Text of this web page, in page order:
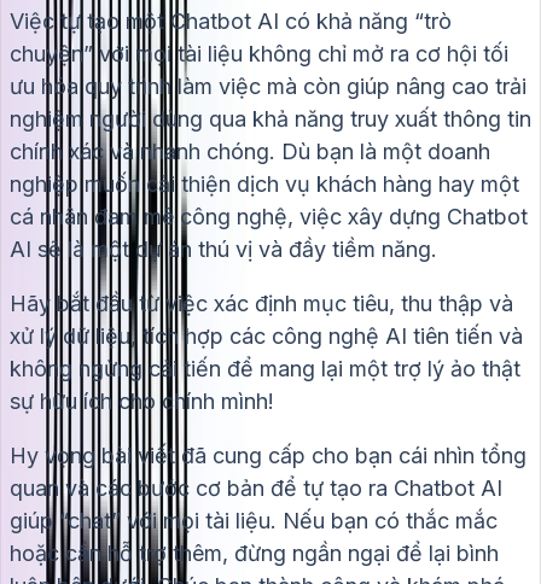
Việc tự tạo một Chatbot AI có khả năng “trò
chuyện” với mọi tài liệu không chỉ mở ra cơ hội tối
ưu hóa quy trình làm việc mà còn giúp nâng cao trải
nghiệm người dùng qua khả năng truy xuất thông tin
chính xác và nhanh chóng. Dù bạn là một doanh
nghiệp muốn cải thiện dịch vụ khách hàng hay một
cá nhân đam mê công nghệ, việc xây dựng Chatbot
AI sẽ là một dự án thú vị và đầy tiềm năng.
Hãy bắt đầu từ việc xác định mục tiêu, thu thập và
xử lý dữ liệu, tích hợp các công nghệ AI tiên tiến và
không ngừng cải tiến để mang lại một trợ lý ảo thật
sự hữu ích cho chính mình!
Hy vọng bài viết đã cung cấp cho bạn cái nhìn tổng
quan và các bước cơ bản để tự tạo ra Chatbot AI
giúp “chat” với mọi tài liệu. Nếu bạn có thắc mắc
hoặc cần hỗ trợ thêm, đừng ngần ngại để lại bình